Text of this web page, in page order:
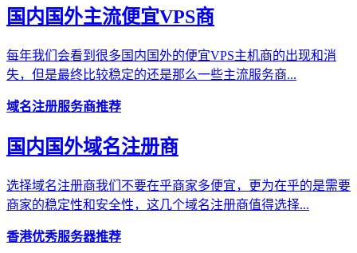
国内国外主流便宜VPS商
每年我们会看到很多国内国外的便宜VPS主机商的出现和消
失，但是最终比较稳定的还是那么一些主流服务商...
域名注册服务商推荐
国内国外域名注册商
选择域名注册商我们不要在乎商家多便宜，更为在乎的是需要
商家的稳定性和安全性，这几个域名注册商值得选择...
香港优秀服务器推荐